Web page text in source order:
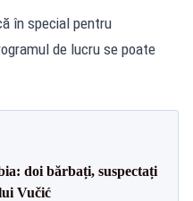
în special pentru
de lucru se poate
doi bărbați, suspectați
Vučić